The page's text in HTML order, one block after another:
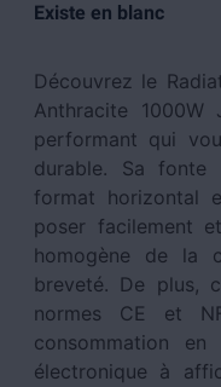
Existe en blanc
Découvrez le
Anthracite
performant qui
durable. Sa fonte
format horizontal
poser facilement
homogène de la
breveté. De plus,
normes CE et
consommation
électronique à